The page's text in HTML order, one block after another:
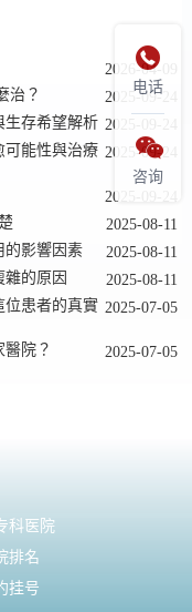
2026-04-09
2025-09-24
治？
2025-09-24
生存希望解析
2025-09-24
可能性與治療
2025-09-24
2025-08-11
2025-08-11
的影響因素
2025-08-11
雜的原因
2025-07-05
位患者的真實
2025-07-05
院？
科医院
排名
挂号

电话

咨询